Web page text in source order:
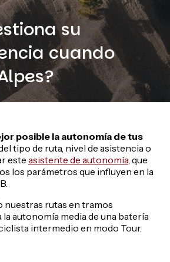
su
cuando
posible la autonomía de tus
tipo de ruta, nivel de asistencia o
este asistente de autonomía, que
los parámetros que influyen en la
nuestras rutas en tramos
la autonomía media de una batería
intermedio en modo Tour.